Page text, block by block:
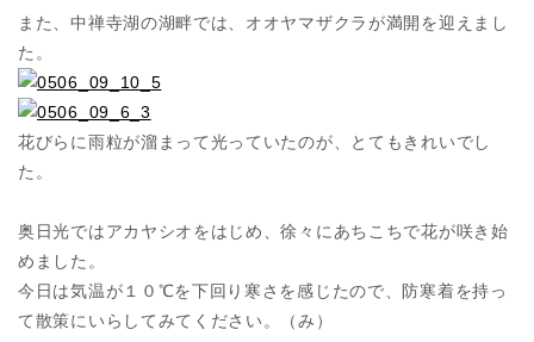
また、中禅寺湖の湖畔では、オオヤマザクラが満開を迎えまし
た。
花びらに雨粒が溜まって光っていたのが、とてもきれいでし
た。
奥日光ではアカヤシオをはじめ、徐々にあちこちで花が咲き始
めました。
今日は気温が１０℃を下回り寒さを感じたので、防寒着を持っ
て散策にいらしてみてください。（み）